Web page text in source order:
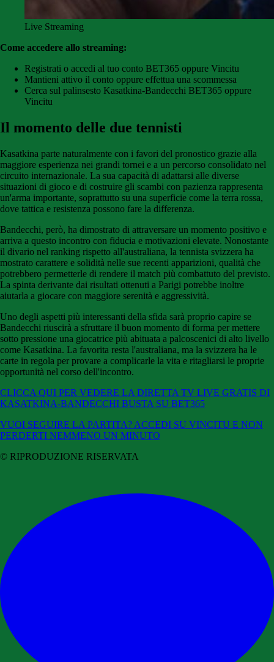
Live Streaming
Come accedere allo streaming:
Registrati o accedi al tuo conto BET365 oppure Vincitu
Mantieni attivo il conto oppure effettua una scommessa
Cerca sul palinsesto Kasatkina-Bandecchi BET365 oppure
Vincitu
Il momento delle due tennisti
Kasatkina parte naturalmente con i favori del pronostico grazie alla
maggiore esperienza nei grandi tornei e a un percorso consolidato nel
circuito internazionale. La sua capacità di adattarsi alle diverse
situazioni di gioco e di costruire gli scambi con pazienza rappresenta
un'arma importante, soprattutto su una superficie come la terra rossa,
dove tattica e resistenza possono fare la differenza.
Bandecchi, però, ha dimostrato di attraversare un momento positivo e
arriva a questo incontro con fiducia e motivazioni elevate. Nonostante
il divario nel ranking rispetto all'australiana, la tennista svizzera ha
mostrato carattere e solidità nelle sue recenti apparizioni, qualità che
potrebbero permetterle di rendere il match più combattuto del previsto.
La spinta derivante dai risultati ottenuti a Parigi potrebbe inoltre
aiutarla a giocare con maggiore serenità e aggressività.
Uno degli aspetti più interessanti della sfida sarà proprio capire se
Bandecchi riuscirà a sfruttare il buon momento di forma per mettere
sotto pressione una giocatrice più abituata a palcoscenici di alto livello
come Kasatkina. La favorita resta l'australiana, ma la svizzera ha le
carte in regola per provare a complicarle la vita e ritagliarsi le proprie
opportunità nel corso dell'incontro.
CLICCA QUI PER VEDERE LA DIRETTA TV LIVE GRATIS DI
KASATKINA-BANDECCHI BUSTA SU BET365
VUOI SEGUIRE LA PARTITA? ACCEDI SU VINCITU E NON
PERDERTI NEMMENO UN MINUTO
© RIPRODUZIONE RISERVATA